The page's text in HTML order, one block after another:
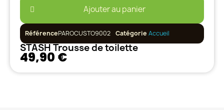
Ajouter au panier
RéférencePAROCUSTO9002 Catégorie Accueil
STASH Trousse de toilette
49,90 €